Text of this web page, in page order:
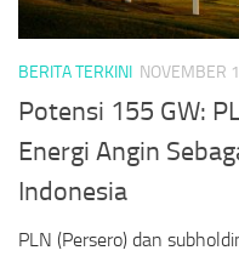
BERITA TERKINI NOVEMBER
Potensi 155 GW:
Energi Angin
Indonesia
PLN (Persero) dan